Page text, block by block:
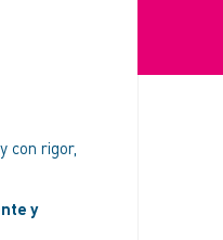
con rigor,
y